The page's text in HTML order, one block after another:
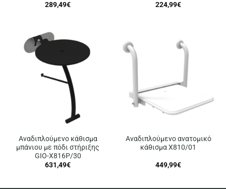
289,49€
224,99€
Αναδιπλούμενο κάθισμα
μπάνιου με πόδι στήριξης
GIO-X816P/30
631,49€
Αναδιπλούμενο ανατομικό
κάθισμα X810/01
449,99€